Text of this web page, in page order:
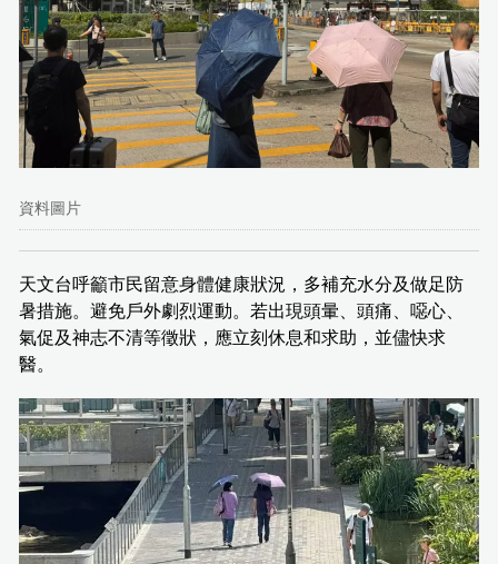
資料圖片
天文台呼籲市民留意身體健康狀況，多補充水分及做足防
暑措施。避免戶外劇烈運動。若出現頭暈、頭痛、噁心、
氣促及神志不清等徵狀，應立刻休息和求助，並儘快求
醫。